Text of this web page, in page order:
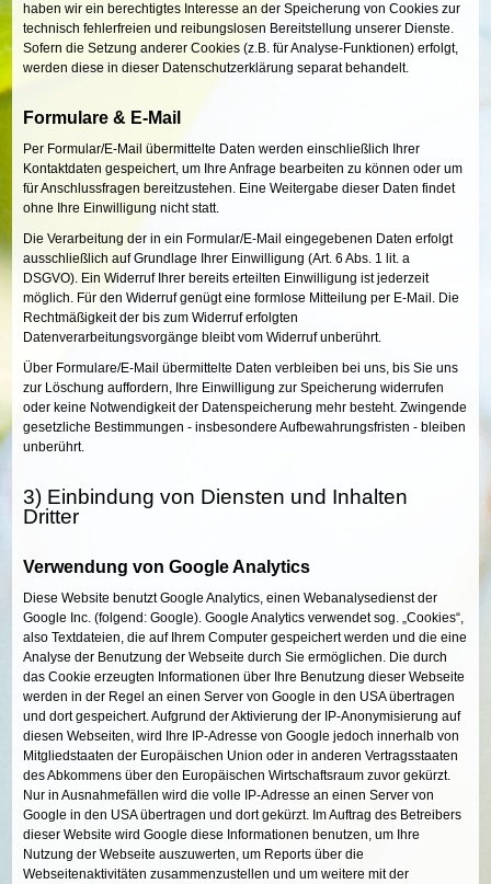
haben wir ein berechtigtes Interesse an der Speicherung von Cookies zur
technisch fehlerfreien und reibungslosen Bereitstellung unserer Dienste.
Sofern die Setzung anderer Cookies (z.B. für Analyse-Funktionen) erfolgt,
werden diese in dieser Datenschutzerklärung separat behandelt.
Formulare & E-Mail
Per Formular/E-Mail übermittelte Daten werden einschließlich Ihrer
Kontaktdaten gespeichert, um Ihre Anfrage bearbeiten zu können oder um
für Anschlussfragen bereitzustehen. Eine Weitergabe dieser Daten findet
ohne Ihre Einwilligung nicht statt.
Die Verarbeitung der in ein Formular/E-Mail eingegebenen Daten erfolgt
ausschließlich auf Grundlage Ihrer Einwilligung (Art. 6 Abs. 1 lit. a
DSGVO). Ein Widerruf Ihrer bereits erteilten Einwilligung ist jederzeit
möglich. Für den Widerruf genügt eine formlose Mitteilung per E-Mail. Die
Rechtmäßigkeit der bis zum Widerruf erfolgten
Datenverarbeitungsvorgänge bleibt vom Widerruf unberührt.
Über Formulare/E-Mail übermittelte Daten verbleiben bei uns, bis Sie uns
zur Löschung auffordern, Ihre Einwilligung zur Speicherung widerrufen
oder keine Notwendigkeit der Datenspeicherung mehr besteht. Zwingende
gesetzliche Bestimmungen - insbesondere Aufbewahrungsfristen - bleiben
unberührt.
3) Einbindung von Diensten und Inhalten
Dritter
Verwendung von Google Analytics
Diese Website benutzt Google Analytics, einen Webanalysedienst der
Google Inc. (folgend: Google). Google Analytics verwendet sog. „Cookies“,
also Textdateien, die auf Ihrem Computer gespeichert werden und die eine
Analyse der Benutzung der Webseite durch Sie ermöglichen. Die durch
das Cookie erzeugten Informationen über Ihre Benutzung dieser Webseite
werden in der Regel an einen Server von Google in den USA übertragen
und dort gespeichert. Aufgrund der Aktivierung der IP-Anonymisierung auf
diesen Webseiten, wird Ihre IP-Adresse von Google jedoch innerhalb von
Mitgliedstaaten der Europäischen Union oder in anderen Vertragsstaaten
des Abkommens über den Europäischen Wirtschaftsraum zuvor gekürzt.
Nur in Ausnahmefällen wird die volle IP-Adresse an einen Server von
Google in den USA übertragen und dort gekürzt. Im Auftrag des Betreibers
dieser Website wird Google diese Informationen benutzen, um Ihre
Nutzung der Webseite auszuwerten, um Reports über die
Webseitenaktivitäten zusammenzustellen und um weitere mit der